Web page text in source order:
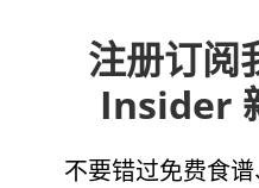
注册订阅
Insider
不要错过免费食